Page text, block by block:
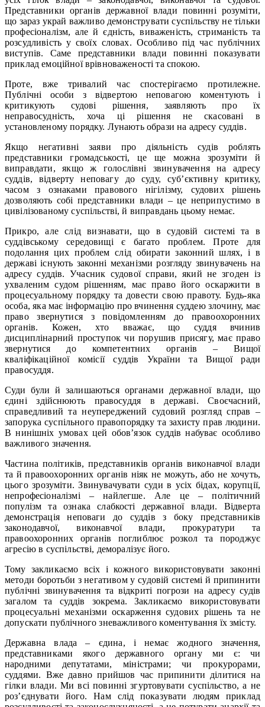
Представники органів державної влади повинні розуміти,
що зараз украй важливо демонструвати суспільству не тільки
професіоналізм, але й єдність, виваженість, стриманість та
розсудливість у своїх словах. Особливо під час публічних
виступів. Саме представники влади повинні показувати
приклад емоційної врівноваженості та спокою.
Проте, вже тривалий час спостерігаємо протилежне.
Публічні особи з відвертою неповагою коментують і
критикують судові рішення, заявляють про їх
неправосудність, хоча ці рішення не скасовані в
установленому порядку. Лунають образи на адресу суддів.
Якщо негативні заяви про діяльність судів роблять
представники громадськості, це ще можна зрозуміти й
виправдати, якщо ж голослівні звинувачення на адресу
суддів, відверту неповагу до суду, суб’єктивну критику,
часом з ознаками правового нігілізму, судових рішень
дозволяють собі представники влади – це неприпустимо в
цивілізованому суспільстві, й виправдань цьому немає.
Прикро, але слід визнавати, що в судовій системі та в
суддівському середовищі є багато проблем. Проте для
подолання цих проблем слід обирати законний шлях, і в
державі існують законні механізми розгляду звинувачень на
адресу суддів. Учасник судової справи, який не згоден із
ухваленим судом рішенням, має право його оскаржити в
процесуальному порядку та довести свою правоту. Будь-яка
особа, яка має інформацію про вчинення суддею злочину, має
право звернутися з повідомленням до правоохоронних
органів. Кожен, хто вважає, що суддя вчинив
дисциплінарний проступок чи порушив присягу, має право
звернутися до компетентних органів – Вищої
кваліфікаційної комісії суддів України та Вищої ради
правосуддя.
Суди були й залишаються органами державної влади, що
єдині здійснюють правосуддя в державі. Своєчасний,
справедливий та неупереджений судовий розгляд справ –
запорука суспільного правопорядку та захисту прав людини.
В нинішніх умовах цей обов’язок суддів набуває особливо
важливого значення.
Частина політиків, представників органів виконавчої влади
та й правоохоронних органів ніяк не можуть, або не хочуть,
цього зрозуміти. Звинувачувати суди в усіх бідах, корупції,
непрофесіоналізмі – найлегше. Але це – політичний
популізм та ознака слабкості державної влади. Відверта
демонстрація неповаги до суддів з боку представників
законодавчої, виконавчої влади, прокуратури та
правоохоронних органів поглиблює розкол та породжує
агресію в суспільстві, деморалізує його.
Тому закликаємо всіх і кожного використовувати законні
методи боротьби з негативом у судовій системі й припинити
публічні звинувачення та відкриті погрози на адресу судів
загалом та суддів зокрема. Закликаємо використовувати
процесуальні механізми оскарження судових рішень та не
допускати публічного зневажливого коментування їх змісту.
Державна влада – єдина, і немає жодного значення,
представниками якого державного органу ми є: чи
народними депутатами, міністрами; чи прокурорами,
суддями. Вже давно прийшов час припинити ділитися на
гілки влади. Ми всі повинні згуртовувати суспільство, а не
роз’єднувати його. Нам слід показувати людям приклад